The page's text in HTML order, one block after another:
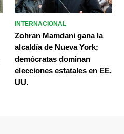
INTERNACIONAL
Zohran Mamdani gana la
alcaldía de Nueva York;
demócratas dominan
elecciones estatales en EE.
UU.